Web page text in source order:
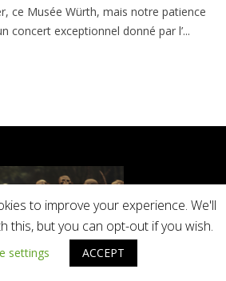
ce Musée Würth, mais notre patience
concert exceptionnel donné par l’...
to improve your experience. We'll
this, but you can opt-out if you wish.
settings ACCEPT